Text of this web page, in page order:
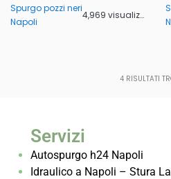
Spurgo pozzi neri
Napoli
4,969 visualizzazioni
4 RISULTATI
Servizi
Autospurgo h24 Napoli
Idraulico a Napoli – Stura